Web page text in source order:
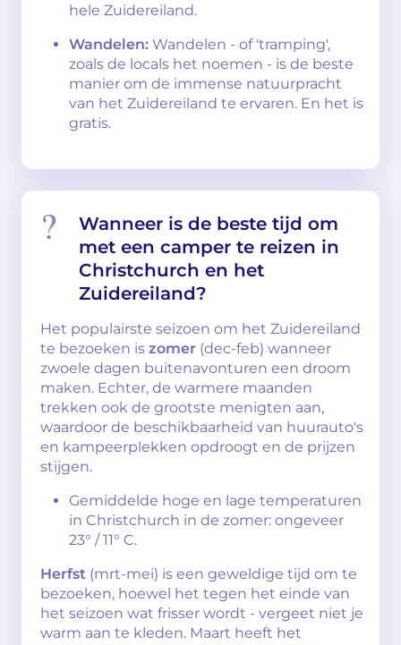
hele Zuidereiland.
Wandelen: Wandelen - of 'tramping',
zoals de locals het noemen - is de beste
manier om de immense natuurpracht
van het Zuidereiland te ervaren. En het is
gratis.
Wanneer is de beste tijd om
met een camper te reizen in
Christchurch en het
Zuidereiland?
Het populairste seizoen om het Zuidereiland
te bezoeken is zomer (dec-feb) wanneer
zwoele dagen buitenavonturen een droom
maken. Echter, de warmere maanden
trekken ook de grootste menigten aan,
waardoor de beschikbaarheid van huurauto's
en kampeerplekken opdroogt en de prijzen
stijgen.
Gemiddelde hoge en lage temperaturen
in Christchurch in de zomer: ongeveer
23° / 11° C.
Herfst (mrt-mei) is een geweldige tijd om te
bezoeken, hoewel het tegen het einde van
het seizoen wat frisser wordt - vergeet niet je
warm aan te kleden. Maart heeft het